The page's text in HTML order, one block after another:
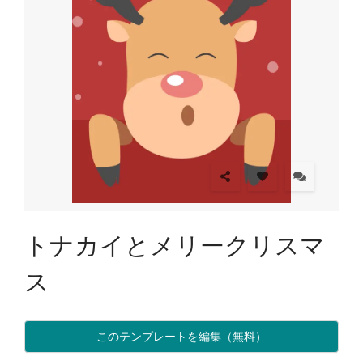
トナカイとメリークリスマ
ス
このテンプレートを編集（無料）